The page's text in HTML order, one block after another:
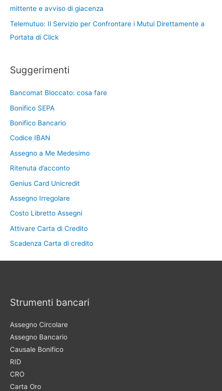
mittente e avviso di giacenza
Telemutuo: Il Servizio per Confrontare i Mutui Direttamente a
Portata di Click
Suggerimenti
Bancomat Bloccato: cosa fare
Bonifico SEPA
Bonifico Bancario
Codice IBAN
Assegno a Me Medesimo
Ritenuta d’acconto
Genius Card Unicredit
Assegno Irregolare
Costo Libretto Assegni
Attivare Carta di Credito
Scadenza Carta di credito
Strumenti bancari
Assegno Circolare
Assegno Bancario
Causale Bonifico
RID
CRO
Carta Oro